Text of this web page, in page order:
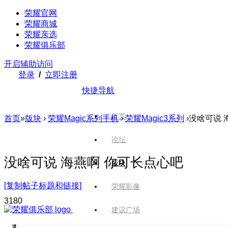
荣耀官网
荣耀商城
荣耀亲选
荣耀俱乐部
开启辅助访问
登录 / 立即注册
快捷导航
首页
论坛
版块
荣耀影像
建议广场
首页»版块 › 荣耀Magic系列手机 › 荣耀Magic3系列 ›没啥可说
没啥可说 海燕啊 你可长点心吧
[复制帖子标题和链接]
3180